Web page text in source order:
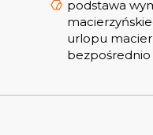
podstawa
urlopu